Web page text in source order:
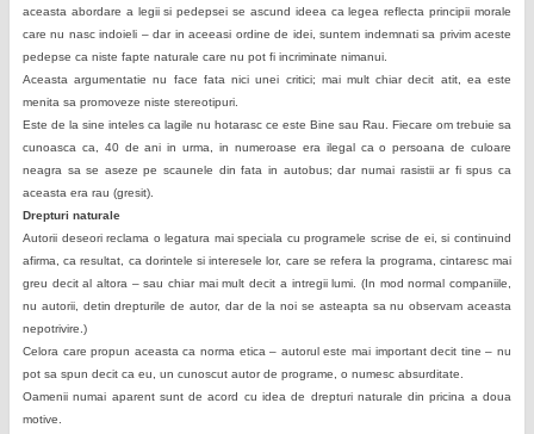
aceasta abordare a legii si pedepsei se ascund ideea ca legea reflecta principii morale
care nu nasc indoieli – dar in aceeasi ordine de idei, suntem indemnati sa privim aceste
pedepse ca niste fapte naturale care nu pot fi incriminate nimanui.
Aceasta argumentatie nu face fata nici unei critici; mai mult chiar decit atit, ea este
menita sa promoveze niste stereotipuri.
Este de la sine inteles ca lagile nu hotarasc ce este Bine sau Rau. Fiecare om trebuie sa
cunoasca ca, 40 de ani in urma, in numeroase era ilegal ca o persoana de culoare
neagra sa se aseze pe scaunele din fata in autobus; dar numai rasistii ar fi spus ca
aceasta era rau (gresit).
Drepturi naturale
Autorii deseori reclama o legatura mai speciala cu programele scrise de ei, si continuind
afirma, ca resultat, ca dorintele si interesele lor, care se refera la programa, cintaresc mai
greu decit al altora – sau chiar mai mult decit a intregii lumi. (In mod normal companiile,
nu autorii, detin drepturile de autor, dar de la noi se asteapta sa nu observam aceasta
nepotrivire.)
Celora care propun aceasta ca norma etica – autorul este mai important decit tine – nu
pot sa spun decit ca eu, un cunoscut autor de programe, o numesc absurditate.
Oamenii numai aparent sunt de acord cu idea de drepturi naturale din pricina a doua
motive.